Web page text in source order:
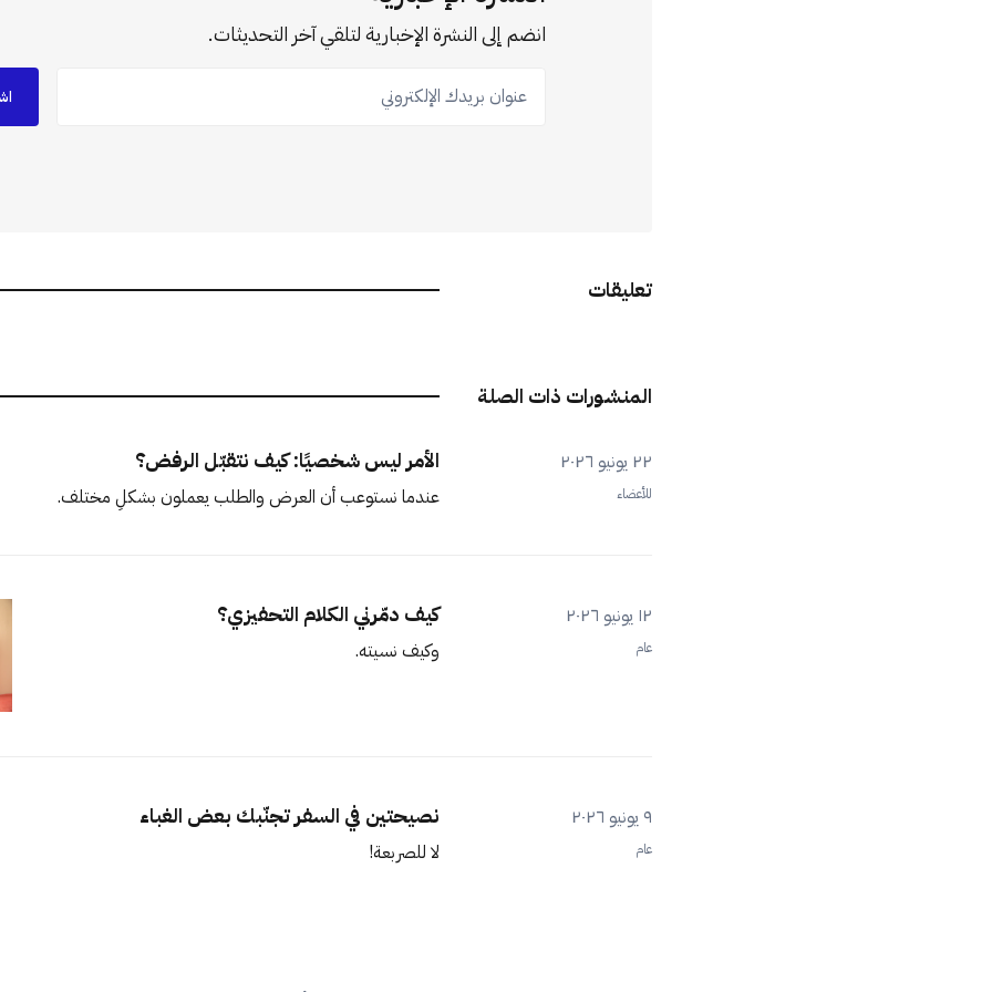
انضم إلى النشرة الإخبارية لتلقي آخر التحديثات.
عنوان بريدك الإلكتروني
تعليقات
المنشورات ذات الصلة
٢٢ يونيو ٢٠٢٦
للأعضاء
الأمر ليس شخصيًا: كيف نتقبّل الرفض؟
عندما نستوعب أن العرض والطلب يعملون بشكلٍ مختلف.
١٢ يونيو ٢٠٢٦
عام
كيف دمّرني الكلام التحفيزي؟
وكيف نسيته.
٩ يونيو ٢٠٢٦
عام
نصيحتين في السفر تجنّبك بعض الغباء
لا للصربعة!